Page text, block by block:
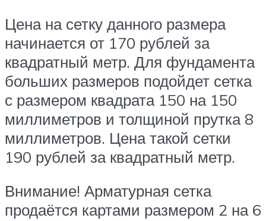
Цена на сетку данного размера
начинается от 170 рублей за
квадратный метр. Для фундамента
больших размеров подойдет сетка
с размером квадрата 150 на 150
миллиметров и толщиной прутка 8
миллиметров. Цена такой сетки
190 рублей за квадратный метр.
Внимание! Арматурная сетка
продаётся картами размером 2 на 6